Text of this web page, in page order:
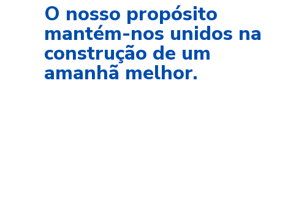
O nosso propósito
mantém-nos unidos na
construção de um
amanhã melhor.